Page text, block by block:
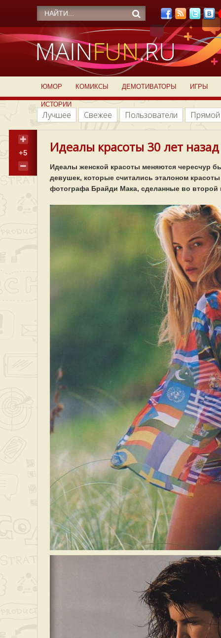
ЮМОР КОМИКСЫ ДЕМОТИВАТОРЫ ИГРЫ
ИСТОРИИ
Лучшее Свежее Пользователи
+5 Идеалы красоты 30 лет
Идеалы женской красоты меняются чересчур
девушек, которые считались эталоном
фотографа Брайди Мака, сделанные во второй